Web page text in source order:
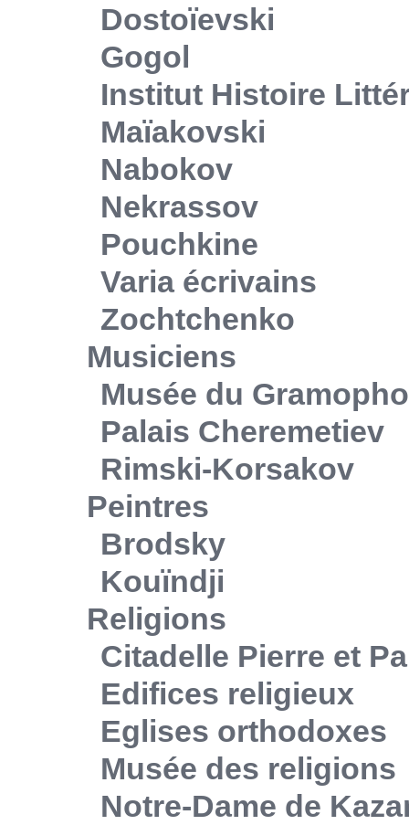
Dostoïevski
Gogol
Institut Histoire
Maïakovski
Nabokov
Nekrassov
Pouchkine
Varia écrivains
Zochtchenko
Musiciens
Musée du
Palais Cheremetiev
Rimski-Korsakov
Peintres
Brodsky
Kouïndji
Religions
Citadelle Pierre et
Edifices religieux
Eglises orthodoxes
Musée des religions
Notre-Dame de